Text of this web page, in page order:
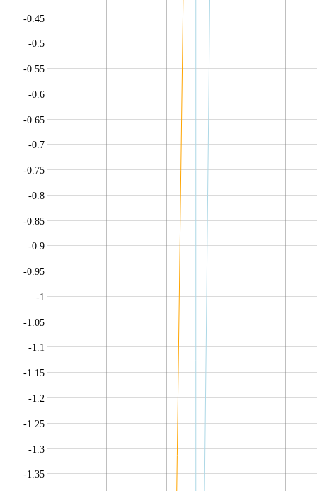
-1.35
-1.3
-1.25
-1.2
-1.15
-1.1
-1.05
-1
-0.95
-0.9
-0.85
-0.8
-0.75
-0.7
-0.65
-0.6
-0.55
-0.5
-0.45